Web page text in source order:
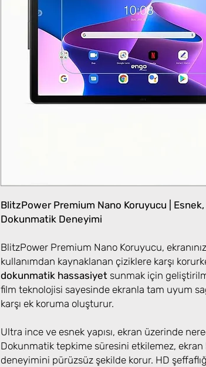
BlitzPower Premium Nano Koruyucu |
Dokunmatik Deneyimi
BlitzPower Premium Nano Koruyucu,
kullanımdan kaynaklanan çiziklere karşı
dokunmatik hassasiyet sunmak için
film teknolojisi sayesinde ekranla tam uyum
karşı ek koruma oluşturur.
Ultra ince ve esnek yapısı, ekran üzerinde
Dokunmatik tepkime süresini etkilemez, ekran
deneyimini pürüzsüz şekilde korur. HD